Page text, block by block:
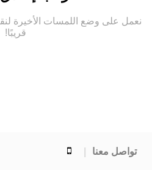
نعمل على وضع اللمسات الأخيرة
قريبًا!
تواصل معنا